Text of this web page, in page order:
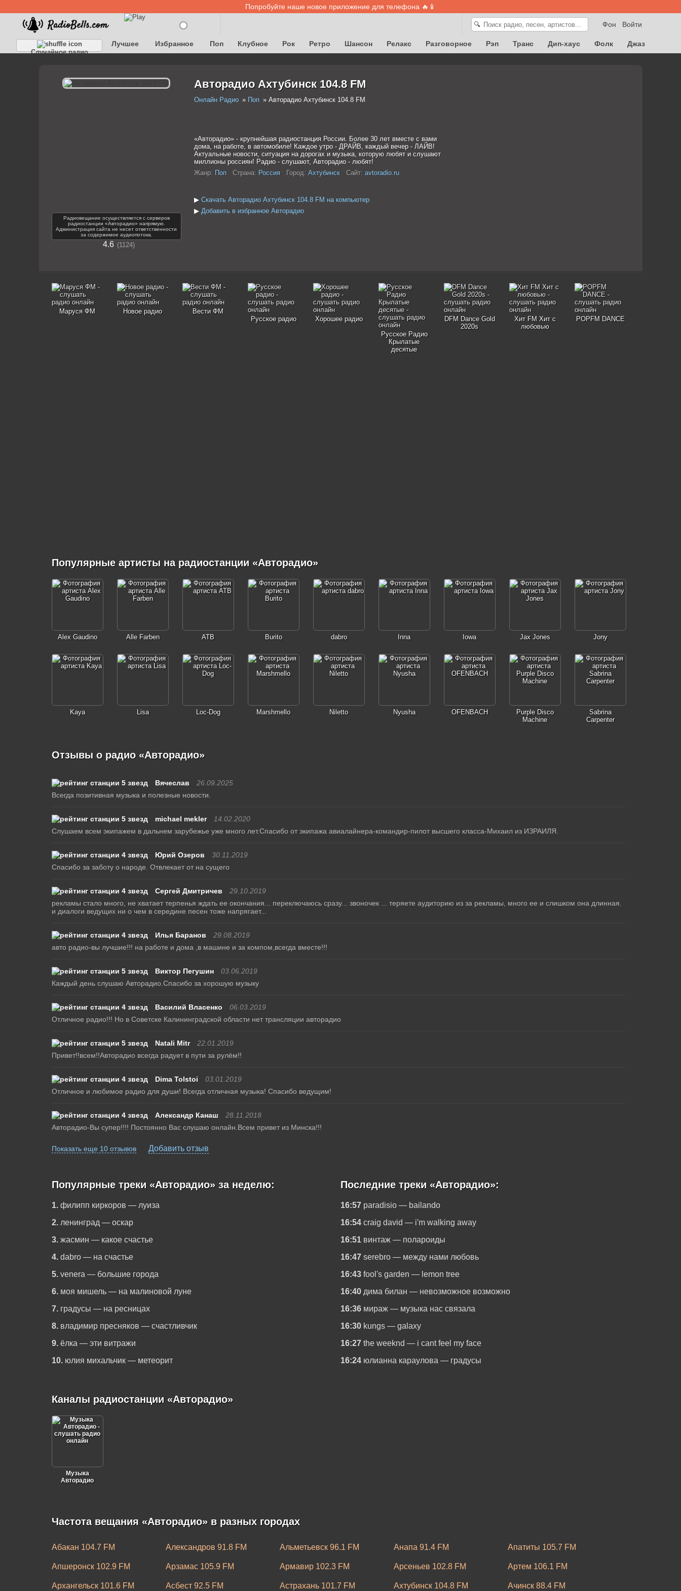
Попробуйте наше новое приложение для телефона 🔥📱
Войти
Фон
🔍
Случайное радио
Лучшее Избранное Поп Клубное Рок Ретро Шансон Релакс Разговорное Рэп Транс Дип-хаус Фолк
Джаз
Радиовещание осуществляется с серверов
радиостанции «Авторадио» напрямую.
Администрация сайта не несет ответственности
за содержимое аудиопотока.
4.6 1124
Авторадио Ахтубинск 104.8 FM
Онлайн Радио Поп Авторадио Ахтубинск 104.8 FM
«Авторадио» - крупнейшая радиостанция России. Более 30 лет вместе с вами
дома, на работе, в автомобиле! Каждое утро - ДРАЙВ, каждый вечер - ЛАЙВ!
Актуальные новости, ситуация на дорогах и музыка, которую любят и слушают
миллионы россиян! Радио - слушают, Авторадио - любят!
Жанр: Поп Страна: Россия Город: Ахтубинск Сайт: avtoradio.ru
▶ Скачать Авторадио Ахтубинск 104.8 FM на компьютер
▶ Добавить в избранное Авторадио
Маруся ФМ Новое радио
Вести ФМ
Русское радио
Хорошее радио
Русское Радио
Крылатые
десятые
DFM Dance Gold
2020s
Хит FM Хит с
любовью
POPFM DANCE
Популярные артисты на радиостанции «Авторадио»
Alex Gaudino Alle Farben ATB Burito dabro Inna Iowa Jax Jones Jony
Kaya Lisa Loc-Dog Marshmello Niletto Nyusha OFENBACH
Purple Disco
Machine
Sabrina
Carpenter
Отзывы о радио «Авторадио»
Вячеслав
26.09.2025
Всегда позитивная музыка и полезные новости.
michael mekler
14.02.2020
Слушаем всем экипажем в дальнем зарубежье уже много лет.Спасибо от экипажа авиалайнера-командир-пилот высшего класса-Михаил из ИЗРАИЛЯ.
Юрий Озеров
30.11.2019
Спасибо за заботу о народе. Отвлекает от на сущего
Сергей Дмитричев
29.10.2019
рекламы стало много, не хватает терпенья ждать ее окончания... переключаюсь сразу... звоночек ... теряете аудиторию из за рекламы, много ее и слишком она длинная.
и диалоги ведущих ни о чем в середине песен тоже напрягает...
Илья Баранов
29.08.2019
авто радио-вы лучшие!!! на работе и дома ,в машине и за компом,всегда вместе!!!
Виктор Пегушин
03.06.2019
Каждый день слушаю Авторадио.Спасибо за хорошую музыку
Василий Власенко
06.03.2019
Отличное радио!!! Но в Советске Калининградской области нет трансляции авторадио
Natali Mitr
22.01.2019
Привет!!всем!!Авторадио всегда радует в пути за рулём!!
Dima Tolstoi
03.01.2019
Отличное и любимое радио для души! Всегда отличная музыка! Спасибо ведущим!
Александр Канаш
28.11.2018
Авторадио-Вы супер!!!! Постоянно Вас слушаю онлайн.Всем привет из Минска!!!
Показать еще 10 отзывов Добавить отзыв
Популярные треки «Авторадио» за неделю:
1. филипп киркоров — луиза
2. ленинград — оскар
3. жасмин — какое счастье
4. dabro — на счастье
5. venera — большие города
6. моя мишель — на малиновой луне
7. градусы — на ресницах
8. владимир пресняков — счастливчик
9. ёлка — эти витражи
10. юлия михальчик — метеорит
Последние треки «Авторадио»:
16:57 paradisio — bailando
16:54 craig david — i'm walking away
16:51 винтаж — полароиды
16:47 serebro — между нами любовь
16:43 fool's garden — lemon tree
16:40 дима билан — невозможное возможно
16:36 мираж — музыка нас связала
16:30 kungs — galaxy
16:27 the weeknd — i cant feel my face
16:24 юлианна караулова — градусы
Каналы радиостанции «Авторадио»
Музыка
Авторадио
Частота вещания «Авторадио» в разных городах
Абакан 104.7 FM Александров 91.8 FM Альметьевск 96.1 FM Анапа 91.4 FM Апатиты 105.7 FM
Апшеронск 102.9 FM Арзамас 105.9 FM Армавир 102.3 FM Арсеньев 102.8 FM Артем 106.1 FM
Архангельск 101.6 FM Асбест 92.5 FM Астрахань 101.7 FM Ахтубинск 104.8 FM Ачинск 88.4 FM